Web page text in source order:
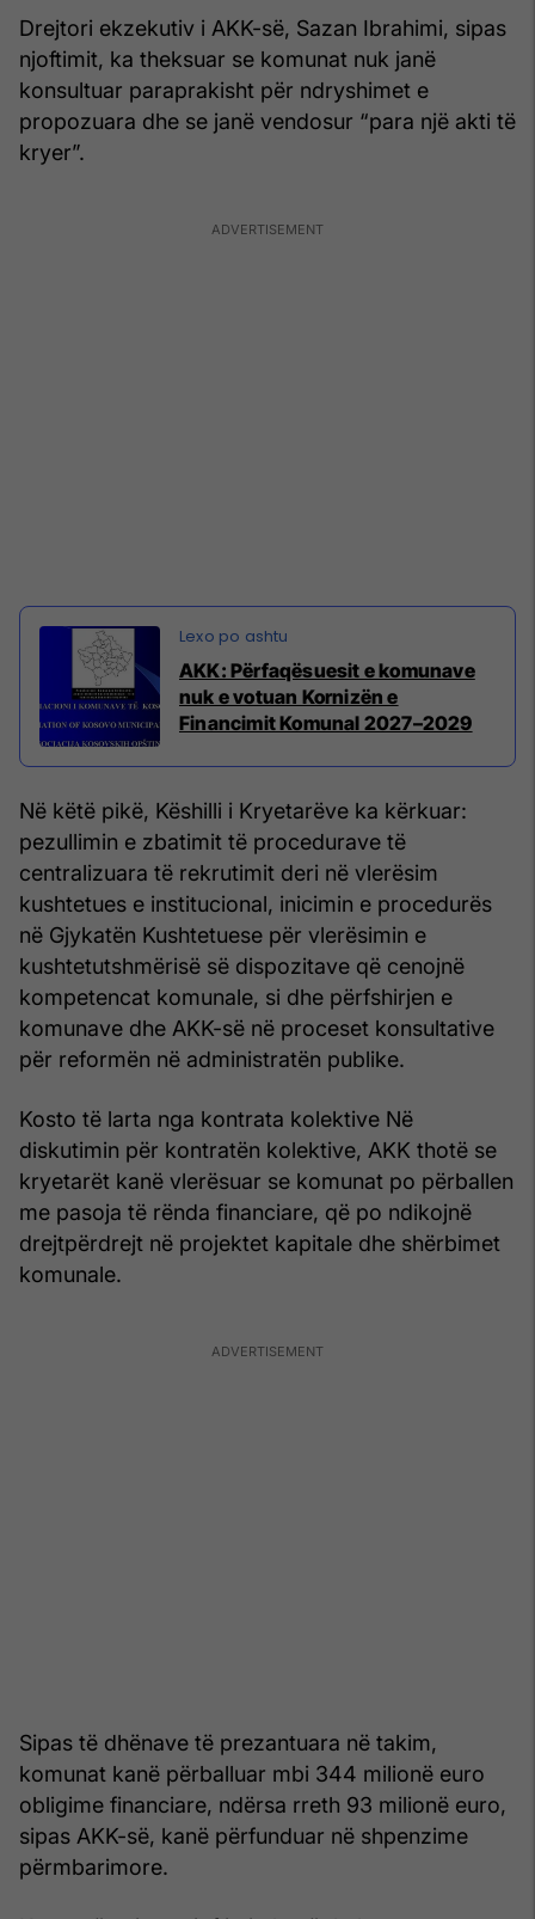
Drejtori ekzekutiv i AKK-së, Sazan Ibrahimi, sipas
njoftimit, ka theksuar se komunat nuk janë
konsultuar paraprakisht për ndryshimet e
propozuara dhe se janë vendosur “para një akti të
kryer”.
AKK: Përfaqësuesit e komunave
nuk e votuan Kornizën e
Financimit Komunal 2027–2029
Në këtë pikë, Këshilli i Kryetarëve ka kërkuar:
pezullimin e zbatimit të procedurave të
centralizuara të rekrutimit deri në vlerësim
kushtetues e institucional, inicimin e procedurës
në Gjykatën Kushtetuese për vlerësimin e
kushtetutshmërisë së dispozitave që cenojnë
kompetencat komunale, si dhe përfshirjen e
komunave dhe AKK-së në proceset konsultative
për reformën në administratën publike.
Kosto të larta nga kontrata kolektive Në
diskutimin për kontratën kolektive, AKK thotë se
kryetarët kanë vlerësuar se komunat po përballen
me pasoja të rënda financiare, që po ndikojnë
drejtpërdrejt në projektet kapitale dhe shërbimet
komunale.
Sipas të dhënave të prezantuara në takim,
komunat kanë përballuar mbi 344 milionë euro
obligime financiare, ndërsa rreth 93 milionë euro,
sipas AKK-së, kanë përfunduar në shpenzime
përmbarimore.